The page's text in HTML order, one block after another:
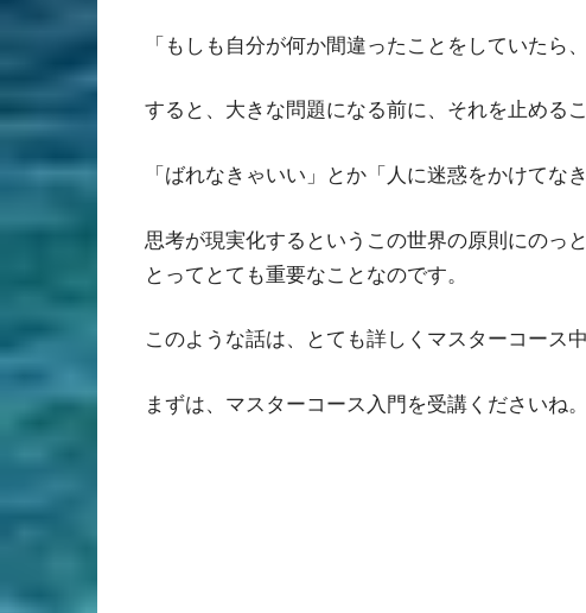
「もしも自分が何か間違ったことをしていたら
すると、大きな問題になる前に、それを止める
「ばれなきゃいい」とか「人に迷惑をかけてな
思考が現実化するというこの世界の原則にのっ
とってとても重要なことなのです。
このような話は、とても詳しくマスターコース
まずは、マスターコース入門を受講くださいね。